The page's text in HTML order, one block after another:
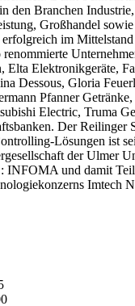
den Branchen
Großhandel
im
Elta Elektronikgeräte,
Dessous, Gloria
Pfanner
Electric, Truma
Der Reilinger
Lösungen ist
der Ulmer
und damit Teil
Imtech